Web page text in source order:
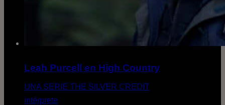
Leah Purcell en High Country
UNA SERIE THE SILVER CREDIT
intérprete